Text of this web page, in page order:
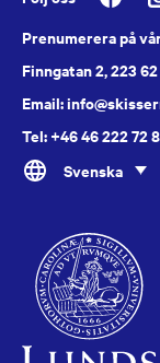
Prenumerera på
Finngatan 2, 223
Email:
Tel: +46 46 222 72
Svenska